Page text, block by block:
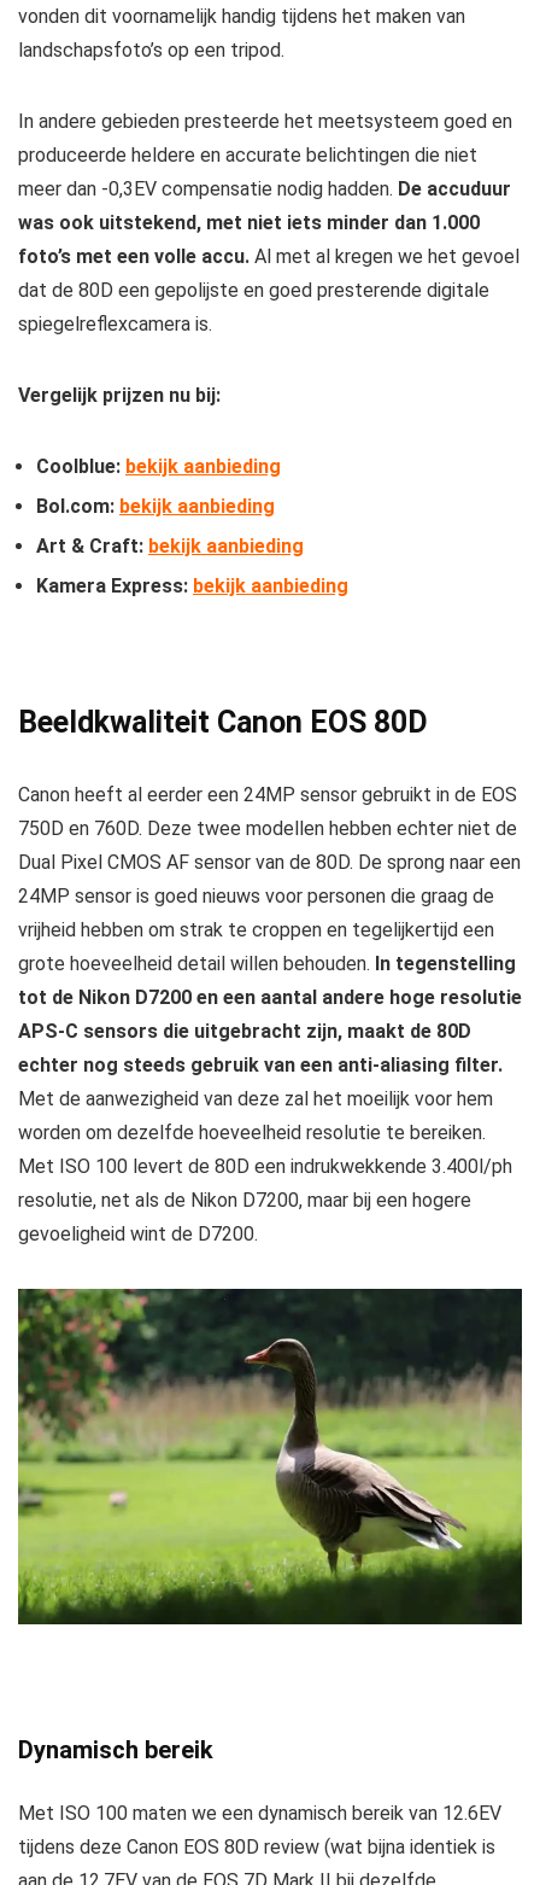
vonden dit voornamelijk handig tijdens het maken van
landschapsfoto’s op een tripod.
In andere gebieden presteerde het meetsysteem goed en
produceerde heldere en accurate belichtingen die niet
meer dan -0,3EV compensatie nodig hadden. De accuduur
was ook uitstekend, met niet iets minder dan 1.000
foto’s met een volle accu. Al met al kregen we het gevoel
dat de 80D een gepolijste en goed presterende digitale
spiegelreflexcamera is.
Vergelijk prijzen nu bij:
Coolblue: bekijk aanbieding
Bol.com: bekijk aanbieding
Art & Craft: bekijk aanbieding
Kamera Express: bekijk aanbieding
Beeldkwaliteit Canon EOS 80D
Canon heeft al eerder een 24MP sensor gebruikt in de EOS
750D en 760D. Deze twee modellen hebben echter niet de
Dual Pixel CMOS AF sensor van de 80D. De sprong naar een
24MP sensor is goed nieuws voor personen die graag de
vrijheid hebben om strak te croppen en tegelijkertijd een
grote hoeveelheid detail willen behouden. In tegenstelling
tot de Nikon D7200 en een aantal andere hoge resolutie
APS-C sensors die uitgebracht zijn, maakt de 80D
echter nog steeds gebruik van een anti-aliasing filter.
Met de aanwezigheid van deze zal het moeilijk voor hem
worden om dezelfde hoeveelheid resolutie te bereiken.
Met ISO 100 levert de 80D een indrukwekkende 3.400l/ph
resolutie, net als de Nikon D7200, maar bij een hogere
gevoeligheid wint de D7200.
Dynamisch bereik
Met ISO 100 maten we een dynamisch bereik van 12.6EV
tijdens deze Canon EOS 80D review (wat bijna identiek is